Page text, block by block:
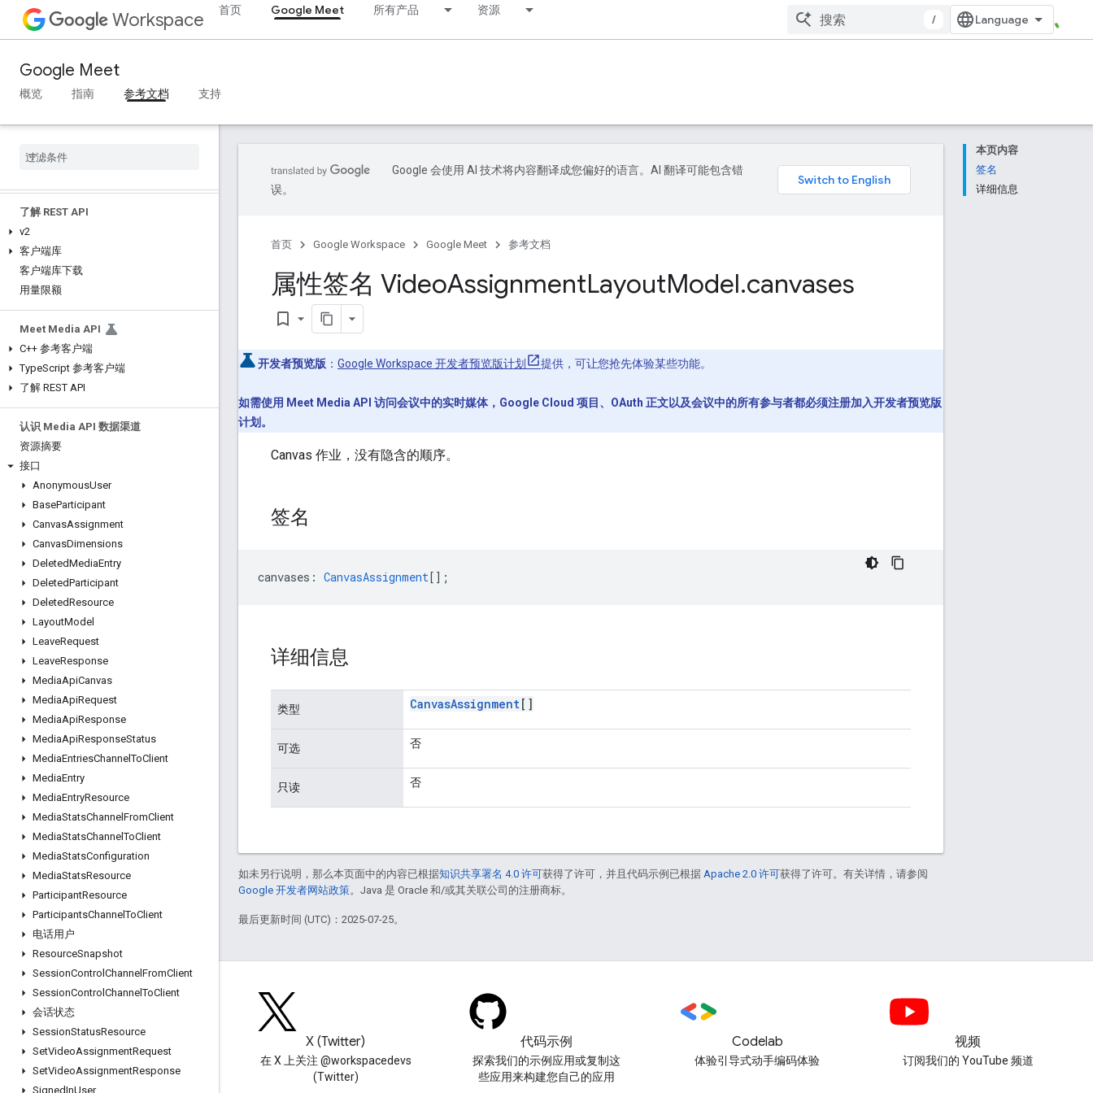
Workspace 首页 Google Meet 所有产品 资源
/
Google Meet
概览 指南 参考文档 支持
摘要 (meet.addons)
类型别名
变量
接口
了解 REST API
v2
客户端库
客户端库下载
用量限额
Meet Media API
C++ 参考客户端
TypeScript 参考客户端
了解 REST API
认识 Media API 数据渠道
资源摘要
接口
AnonymousUser
BaseParticipant
CanvasAssignment
CanvasDimensions
DeletedMediaEntry
DeletedParticipant
DeletedResource
LayoutModel
LeaveRequest
LeaveResponse
MediaApiCanvas
MediaApiRequest
MediaApiResponse
MediaApiResponseStatus
MediaEntriesChannelToClient
MediaEntry
MediaEntryResource
MediaStatsChannel FromClient
MediaStatsChannelToClient
MediaStatsConfiguration
MediaStatsResource
ParticipantResource
ParticipantsChannelToClient
电话用户
ResourceSnapshot
SessionControl Channel FromClient
SessionControl ChannelToClient
会话状态
SessionStatusResource
SetVideoAssignmentRequest
SetVideoAssignmentResponse
SignedInUser
本页内容
签名
详细信息
Google 会使用 AI 技术将内容翻译成您偏好的语言。AI 翻译可能包含错
误。
首页 Google Workspace Google Meet 参考文档
属性签名 VideoAssignmentLayoutModel.canvases
bookmark_border
开发者预览版 ： Google Workspace 开发者预览版计划 提供，可让您抢先体验某些功能。
如需使用 Meet Media API 访问会议中的实时媒体，Google Cloud 项目、OAuth 正文以及会议中的所有参与者都必须注册加入开发者预览版
计划。
Canvas 作业，没有隐含的顺序。
签名
canvases : CanvasAssignment[];
详细信息
类型 CanvasAssignment[]
可选 否
只读 否
如未另行说明，那么本页面中的内容已根据知识共享署名 4.0 许可获得了许可，并且代码示例已根据 Apache 2.0 许可获得了许可。有关详情，请参阅
Google 开发者网站政策。Java 是 Oracle 和/或其关联公司的注册商标。
最后更新时间 (UTC)：2025-07-25。
阅读 Google Workspace 开发
者博客
X (Twitter)
在 X 上关注 @workspacedevs
(Twitter)
代码示例
探索我们的示例应用或复制这
些应用来构建您自己的应用
Codelab
体验引导式动手编码体验
视频
订阅我们的 YouTube 频道